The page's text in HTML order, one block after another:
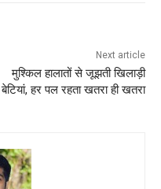
Next article
मुश्किल हालातों से जूझती खिलाड़ी
बेटियां, हर पल रहता खतरा ही खतरा